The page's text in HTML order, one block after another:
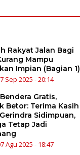
Rakyat Jalan Bagi
Mampu
Impian (Bagian 1)
Sep 2025 - 20:14
Gratis,
Betor: Terima Kasih
Sidimpuan,
Tetap Jadi
Agu 2025 - 18:47